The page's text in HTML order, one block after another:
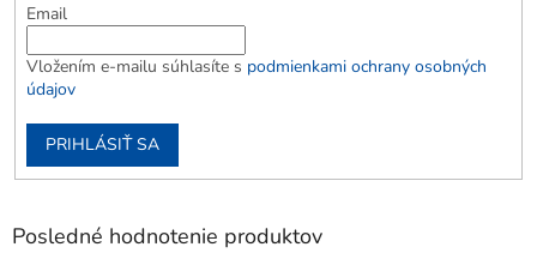
Email
Vložením e-mailu súhlasíte s podmienkami ochrany osobných
údajov
PRIHLÁSIŤ SA
Posledné hodnotenie produktov